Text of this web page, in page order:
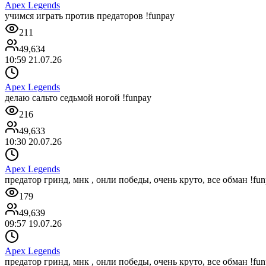
Apex Legends
учимся играть против предаторов !funpay
211
49,634
10:59 21.07.26
Apex Legends
делаю сальто седьмой ногой !funpay
216
49,633
10:30 20.07.26
Apex Legends
предатор гринд, мнк , онли победы, очень круто, все обман
179
49,639
09:57 19.07.26
Apex Legends
предатор гринд, мнк , онли победы, очень круто, все обман